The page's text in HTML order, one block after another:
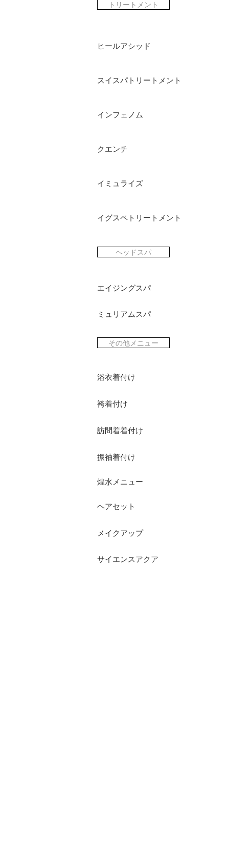
トリートメント
ヒールアシッド
スイスパトリートメント
インフェノム
クエンチ
イミュライズ
イグスペトリートメント
ヘッドスパ
エイジングスパ
ミュリアムスパ
その他メニュー
浴衣着付け
袴着付け
訪問着着付け
振袖着付け
煌水メニュー
ヘアセット
メイクアップ
サイエンスアクア